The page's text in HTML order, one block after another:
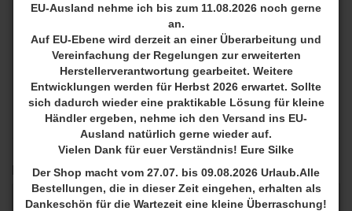
EU-Ausland nehme ich bis zum 11.08.2026 noch gerne
an.
Auf EU-Ebene wird derzeit an einer Überarbeitung und
Vereinfachung der Regelungen zur erweiterten
Herstellerverantwortung gearbeitet. Weitere
Entwicklungen werden für Herbst 2026 erwartet. Sollte
sich dadurch wieder eine praktikable Lösung für kleine
Händler ergeben, nehme ich den Versand ins EU-
Ausland natürlich gerne wieder auf.
Vielen Dank für euer Verständnis! Eure Silke
Der Shop macht vom 27.07. bis 09.08.2026 Urlaub.Alle
Bestellungen, die in dieser Zeit eingehen, erhalten als
Dankeschön für die Wartezeit eine kleine Überraschung!
Felllänge und Struktur ist.
Ich berate Sie telefonisch, per WhatsApp oder auch
persönlich
tel. 0172-5986306
PREIS
PREIS
Preis bis -